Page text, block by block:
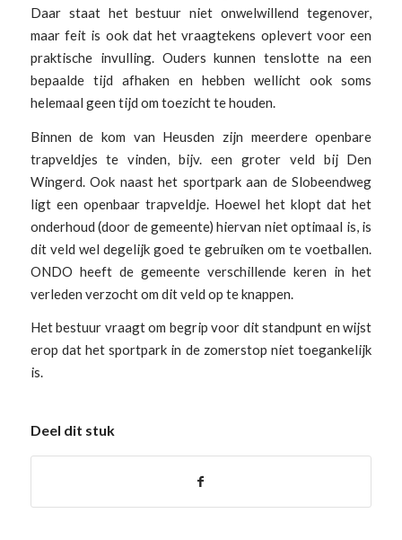
Daar staat het bestuur niet onwelwillend tegenover,
maar feit is ook dat het vraagtekens oplevert voor een
praktische invulling. Ouders kunnen tenslotte na een
bepaalde tijd afhaken en hebben wellicht ook soms
helemaal geen tijd om toezicht te houden.
Binnen de kom van Heusden zijn meerdere openbare
trapveldjes te vinden, bijv. een groter veld bij Den
Wingerd. Ook naast het sportpark aan de Slobeendweg
ligt een openbaar trapveldje. Hoewel het klopt dat het
onderhoud (door de gemeente) hiervan niet optimaal is, is
dit veld wel degelijk goed te gebruiken om te voetballen.
ONDO heeft de gemeente verschillende keren in het
verleden verzocht om dit veld op te knappen.
Het bestuur vraagt om begrip voor dit standpunt en wijst
erop dat het sportpark in de zomerstop niet toegankelijk
is.
Deel dit stuk